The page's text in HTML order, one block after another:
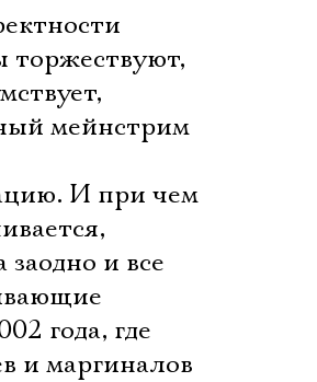
торжествуют,
мейнстрим
И при чем
и все
года, где
и маргиналов